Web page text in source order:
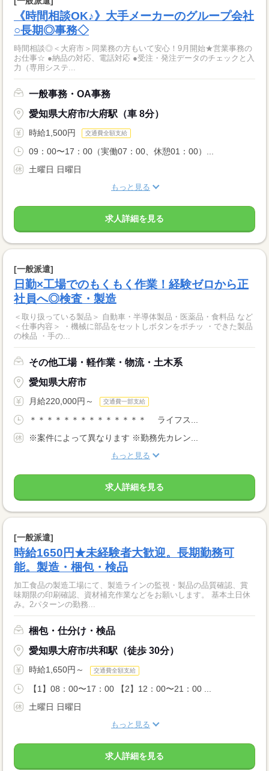
《時間相談OK♪》大手メーカーのグループ会社
○長期◎事務◇
時間相談◎＜大府市＞同業務の方もいて安心！9月開始★営業事務の
お仕事☆ ●納品の対応、電話対応 ●受注・発注データのチェックと入
力（専用システ...
一般事務・OA事務
愛知県大府市/大府駅（車 8分）
時給1,500円 交通費全額支給
09：00〜17：00（実働07：00、休憩01：00）...
土曜日 日曜日
もっと見る
求人詳細を見る
[一般派遣]
日勤×工場でのもくもく作業！経験ゼロから正
社員へ◎検査・製造
＜取り扱っている製品＞ 自動車・半導体製品・医薬品・食料品 など
＜仕事内容＞ ・機械に部品をセットしボタンをポチッ ・できた製品
の検品 ・手の...
その他工場・軽作業・物流・土木系
愛知県大府市
月給220,000円～ 交通費一部支給
＊＊＊＊＊＊＊＊＊＊＊＊＊＊ ライフス...
※案件によって異なります ※勤務先カレン...
もっと見る
求人詳細を見る
[一般派遣]
時給1650円★未経験者大歓迎。長期勤務可
能。製造・梱包・検品
加工食品の製造工場にて、製造ラインの監視・製品の品質確認、賞
味期限の印刷確認、資材補充作業などをお願いします。 基本土日休
み。2パターンの勤務...
梱包・仕分け・検品
愛知県大府市/共和駅（徒歩 30分）
時給1,650円～ 交通費全額支給
【1】08：00〜17：00 【2】12：00〜21：00 ...
土曜日 日曜日
もっと見る
求人詳細を見る